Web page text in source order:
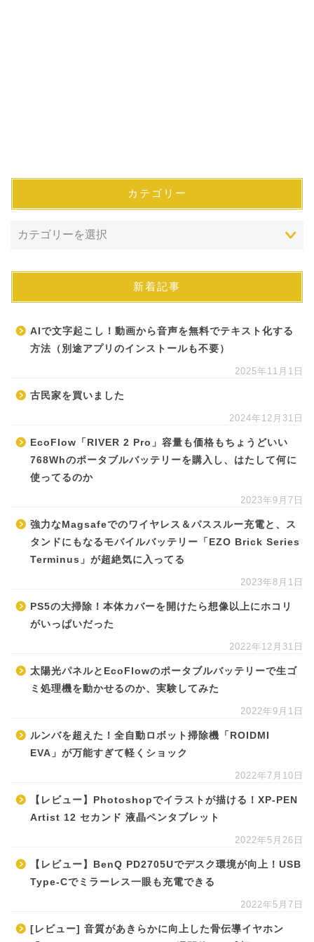
カテゴリー
新着記事
AIで文字起こし！動画から音声を無料でテキスト化する
方法（別途アプリのインストールも不要）
2025年11月1日
古民家を買いました
2024年12月31日
EcoFlow「RIVER 2 Pro」容量も価格もちょうどいい
768Whのポータブルバッテリーを購入し、はたして何に
使ってるのか
2023年9月7日
強力なMagsafeでのワイヤレス＆パススルー充電と、ス
タンドにもなるモバイルバッテリー「EZO Brick Series
Terminus」が超絶気に入ってる
2023年8月1日
PS5の大掃除！本体カバーを開けたら想像以上にホコリ
がいっぱいだった
2022年12月31日
太陽光パネルとEcoFlowのポータブルバッテリーで生ゴ
ミ処理機を動かせるのか、実験してみた
2022年9月1日
ルンバを超えた！全自動ロボット掃除機「ROIDMI
EVA」が万能すぎて軽くショック
2022年7月10日
【レビュー】Photoshopでイラストが描ける！XP-PEN
Artist 12 セカンド 液晶ペンタブレット
2022年5月26日
【レビュー】BenQ PD2705Uでデスク環境が向上！USB
Type-Cでミラーレス一眼も充電できる
2022年5月7日
[レビュー] 音質があきらかに向上した骨伝導イヤホン